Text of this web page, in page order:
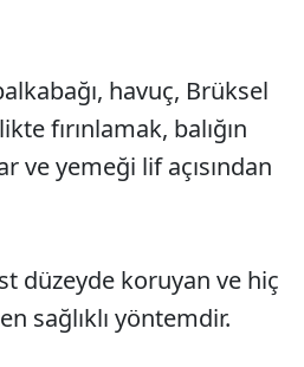
havuç, Brüksel
fırınlamak, balığın
ve yemeği lif açısından
düzeyde koruyan ve hiç
sağlıklı yöntemdir.